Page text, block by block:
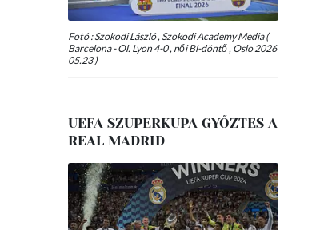
Fotó : Szokodi László , Szokodi Academy Media (
Barcelona - Ol. Lyon 4-0 , női Bl-döntő , Oslo 2026
05.23 )
UEFA SZUPERKUPA GYŐZTES A
REAL MADRID